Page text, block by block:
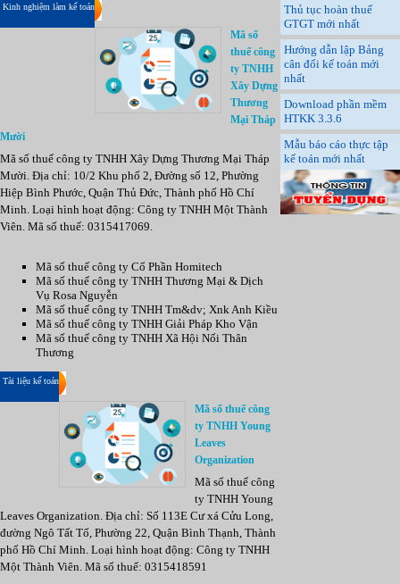
Kinh nghiệm làm kế toán
Mã số
thuế công
ty TNHH
Xây Dựng
Thương
Mại Tháp
Mười
Mã số thuế công ty TNHH Xây Dựng Thương Mại Tháp
Mười. Địa chỉ: 10/2 Khu phố 2, Đường số 12, Phường
Hiệp Bình Phước, Quận Thủ Đức, Thành phố Hồ Chí
Minh. Loại hình hoạt động: Công ty TNHH Một Thành
Viên. Mã số thuế: 0315417069.
Mã số thuế công ty Cổ Phần Homitech
Mã số thuế công ty TNHH Thương Mại & Dịch
Vụ Rosa Nguyễn
Mã số thuế công ty TNHH Tm&dv; Xnk Anh Kiều
Mã số thuế công ty TNHH Giải Pháp Kho Vận
Mã số thuế công ty TNHH Xã Hội Nối Thân
Thương
Tài liệu kế toán
Mã số thuế công
ty TNHH Young
Leaves
Organization
Mã số thuế công
ty TNHH Young
Leaves Organization. Địa chỉ: Số 113E Cư xá Cửu Long,
đường Ngô Tất Tố, Phường 22, Quận Bình Thạnh, Thành
phố Hồ Chí Minh. Loại hình hoạt động: Công ty TNHH
Một Thành Viên. Mã số thuế: 0315418591
Thủ tục hoàn thuế
GTGT mới nhất
Hướng dẫn lập Bảng
cân đối kế toán mới
nhất
Download phần mềm
HTKK 3.3.6
Mẫu báo cáo thực tập
kế toán mới nhất